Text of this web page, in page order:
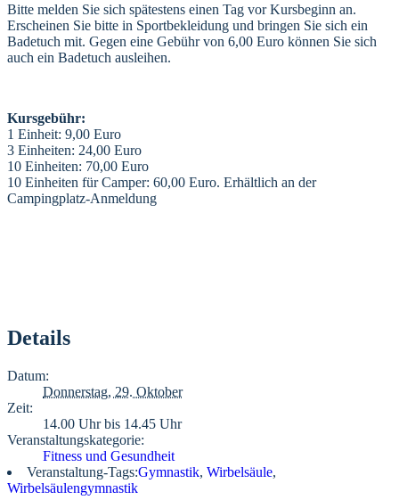
Bitte melden Sie sich spätestens einen Tag vor Kursbeginn an.
Erscheinen Sie bitte in Sportbekleidung und bringen Sie sich ein
Badetuch mit. Gegen eine Gebühr von 6,00 Euro können Sie sich
auch ein Badetuch ausleihen.
Kursgebühr:
1 Einheit: 9,00 Euro
3 Einheiten: 24,00 Euro
10 Einheiten: 70,00 Euro
10 Einheiten für Camper: 60,00 Euro. Erhältlich an der
Campingplatz-Anmeldung
Details
Datum:
Donnerstag, 29. Oktober
Zeit:
14.00 Uhr bis 14.45 Uhr
Veranstaltungskategorie:
Fitness und Gesundheit
Veranstaltung-Tags:Gymnastik, Wirbelsäule,
Wirbelsäulengymnastik